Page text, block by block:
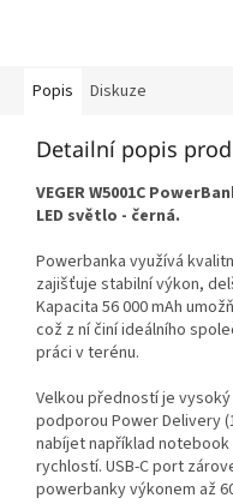
Popis Diskuze
Detailní popis
VEGER W5001C
LED světlo - černá.
Powerbanka využívá
zajišťuje stabilní výkon,
Kapacita 56 000 mAh
což z ní činí ideálního
práci v terénu.
Velkou předností je vysoký
podporou Power Delivery
nabíjet například notebook
rychlostí. USB-C port
powerbanky výkonem až